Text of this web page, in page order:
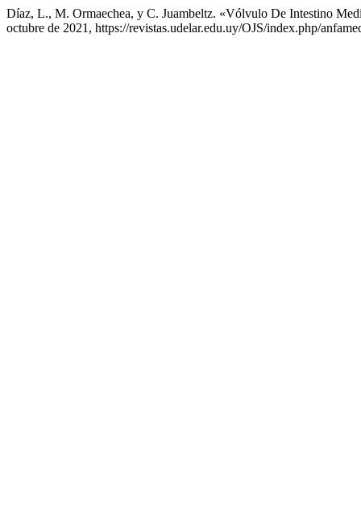
Díaz, L., M. Ormaechea, y C. Juambeltz. «Vólvulo De Intestino
octubre de 2021, https://revistas.udelar.edu.uy/OJS/index.php/